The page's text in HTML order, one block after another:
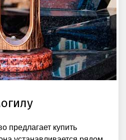
предлагает купить